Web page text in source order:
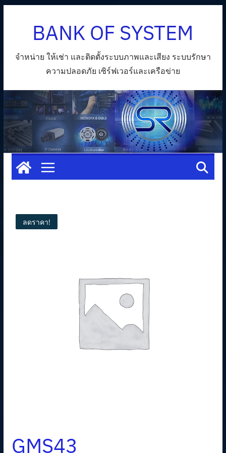
BANK OF SYSTEM
จำหน่าย ให้เช่า และติดตั้งระบบภาพและเสียง ระบบรักษา
ความปลอดภัย เซิร์ฟเวอร์และเครือข่าย
ลดราคา!
GMS43